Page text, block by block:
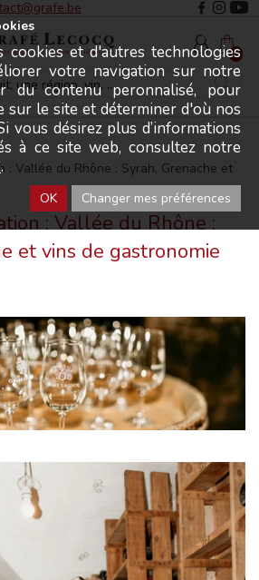
0
: Vallée du Rhône : Syrah, Grenache et
: Vallée du Rhône :
et vins de gastronomie
cookies et d'autres technologies
votre navigation sur notre
du contenu peronnalisé, pour
sur le site et déterminer d'où nos
vous désirez plus d’informations
à ce site web, consultez notre
.
OK Changer mes préférences